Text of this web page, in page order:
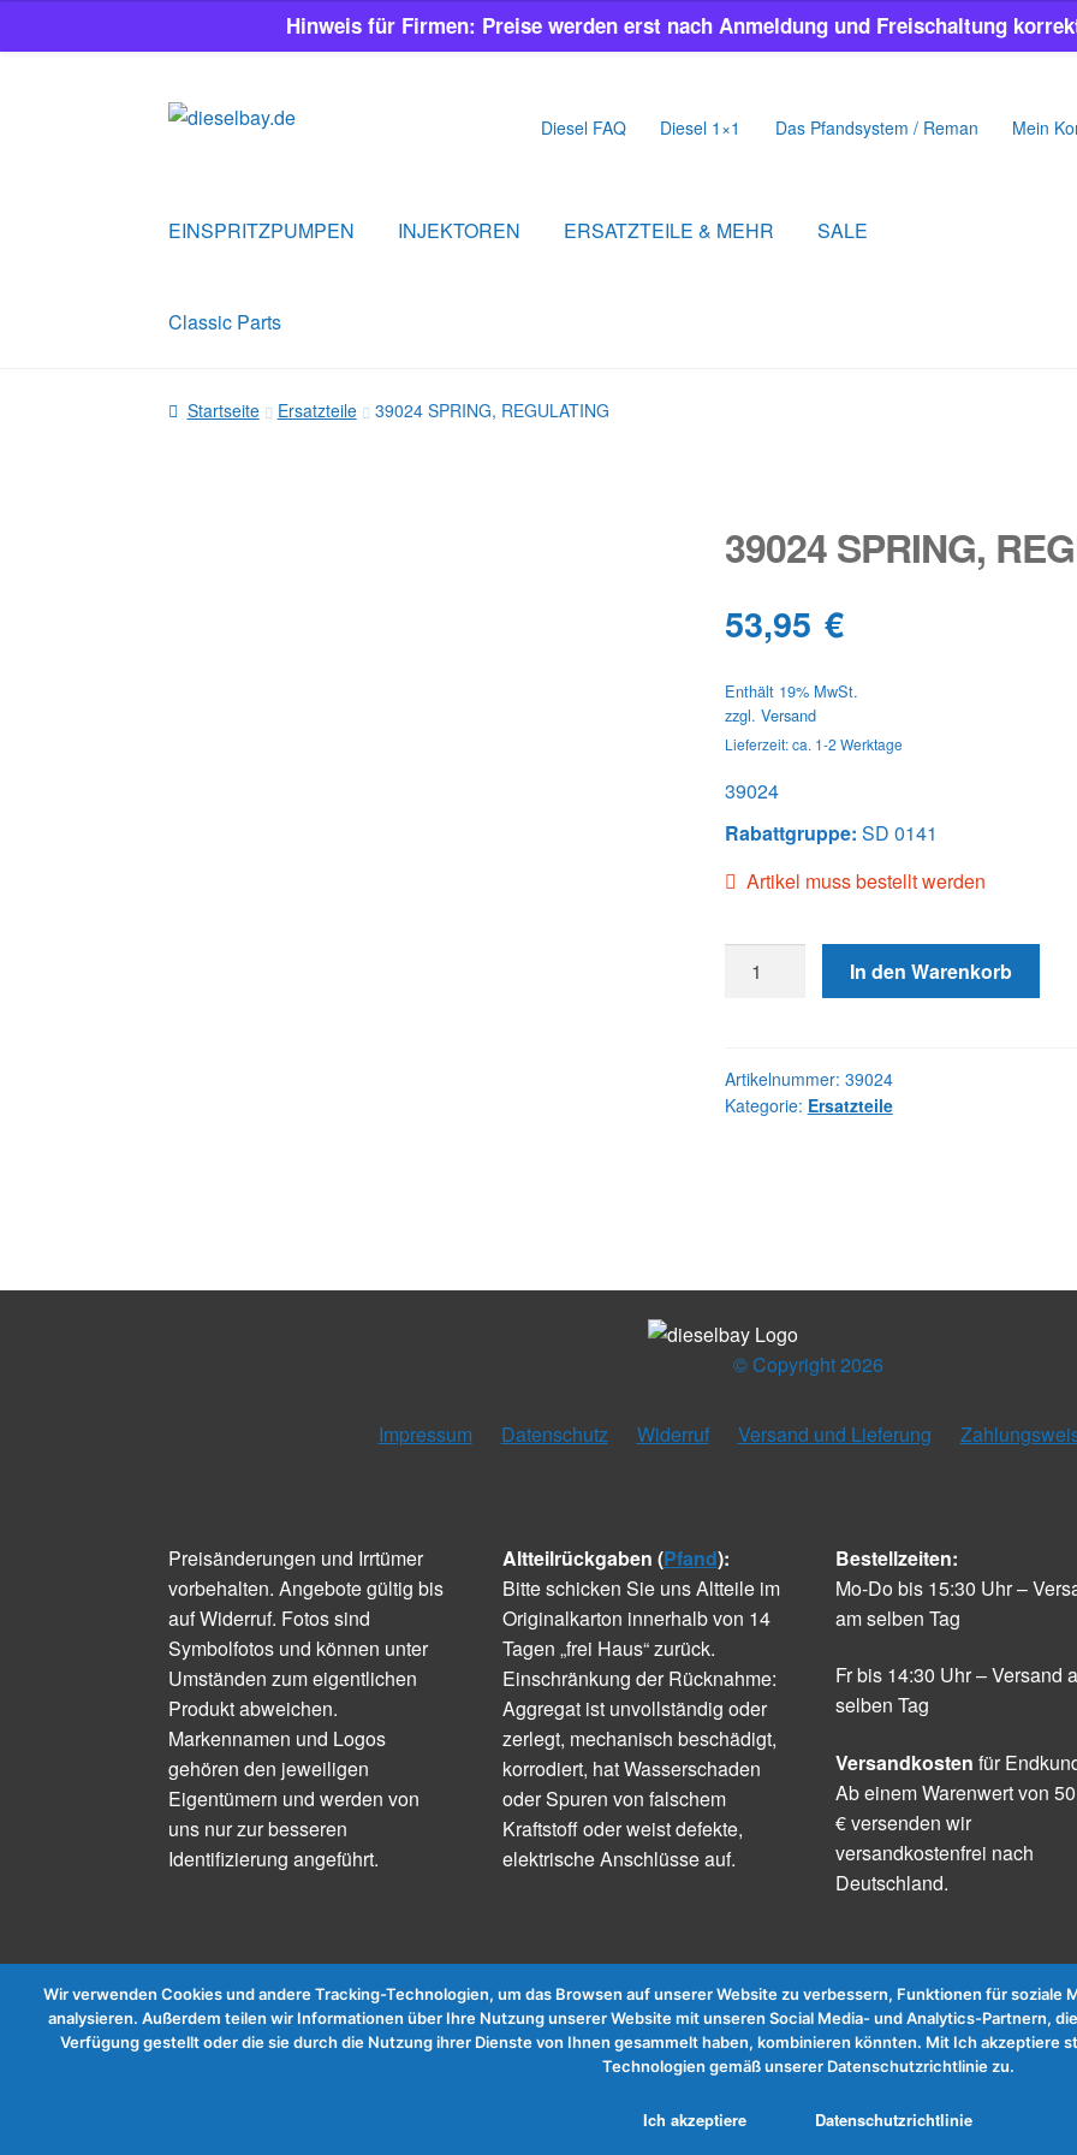
Zur
Zum
Diesel FAQ Diesel 1×1 Das Pfandsystem / Reman Mein
EINSPRITZPUMPEN INJEKTOREN ERSATZTEILE & MEHR SALE
Classic Parts
Startseite Ersatzteile 39024 SPRING, REGULATING
39024 SPRING,
53,95 €
Enthält 19% MwSt.
zzgl. Versand
Lieferzeit: ca. 1-2 Werktage
39024
Rabattgruppe: SD 0141
Artikel muss bestellt werden
SPRING,
In den Warenkorb
Artikelnummer: 39024
Kategorie: Ersatzteile
© Copyright 2026
Impressum Datenschutz Widerruf Versand und Lieferung
Preisänderungen und Irrtümer
vorbehalten. Angebote gültig bis
auf Widerruf. Fotos sind
Symbolfotos und können unter
Umständen zum eigentlichen
Produkt abweichen.
Markennamen und Logos
gehören den jeweiligen
Eigentümern und werden von
uns nur zur besseren
Identifizierung angeführt.
Altteilrückgaben (Pfand):
Bitte schicken Sie uns Altteile im
Originalkarton innerhalb von 14
Tagen „frei Haus“ zurück.
Einschränkung der Rücknahme:
Aggregat ist unvollständig oder
zerlegt, mechanisch beschädigt,
korrodiert, hat Wasserschaden
oder Spuren von falschem
Kraftstoff oder weist defekte,
elektrische Anschlüsse auf.
Bestellzeiten:
Mo-Do bis 15:30 Uhr –
am selben Tag
Fr bis 14:30 Uhr – Versand
selben Tag
Versandkosten für
Ab einem Warenwert von
€ versenden wir
versandkostenfrei nach
Deutschland.
Hinweis für Firmen: Preise werden erst nach Anmeldung und Freischaltung
Wir verwenden Cookies und andere Tracking-Technologien, um das Browsen auf unserer Website zu verbessern, Funktionen für soziale
analysieren. Außerdem teilen wir Informationen über Ihre Nutzung unserer Website mit unseren Social Media- und Analytics-Partnern,
Verfügung gestellt oder die sie durch die Nutzung ihrer Dienste von Ihnen gesammelt haben, kombinieren könnten. Mit Ich akzeptiere
Technologien gemäß unserer Datenschutzrichtlinie zu.
Ich akzeptiere Datenschutzrichtlinie